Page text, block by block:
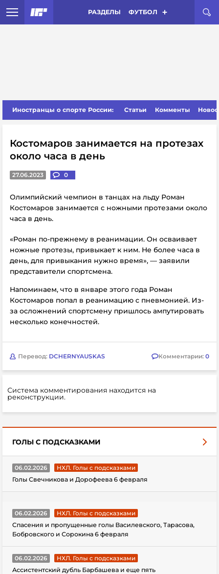
РАЗДЕЛЫ ФУТБОЛ
Иностранцы о спорте России: Статьи Комменты
Костомаров занимается на протезах
около часа в день
27.06.2023 0
Олимпийский чемпион в танцах на льду Роман
Костомаров занимается с ножными протезами около
часа в день.
«Роман по-прежнему в реанимации. Он осваивает
ножные протезы, привыкает к ним. Не более часа в
день, для привыкания нужно время», — заявили
представители спортсмена.
Напоминаем, что в январе этого года Роман
Костомаров попал в реанимацию с пневмонией. Из-
за осложнений спортсмену пришлось ампутировать
несколько конечностей.
Перевод: DCHERNYAUSKAS Комментарии: 0
Система комментирования находится на
реконструкции.
ГОЛЫ С ПОДСКАЗКАМИ
06.02.2026
НХЛ. Голы с подсказками
Голы Свечникова и Дорофеева 6 февраля
06.02.2026
НХЛ. Голы с подсказками
Спасения и пропущенные голы Василевского, Тарасова,
Бобровского и Сорокина 6 февраля
06.02.2026
НХЛ. Голы с подсказками
Ассистентский дубль Барбашева и еще пять